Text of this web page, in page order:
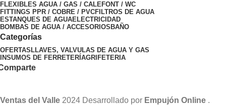
FLEXIBLES AGUA / GAS / CALEFONT / WC
FITTINGS PPR / COBRE / PVCFILTROS DE AGUA
ESTANQUES DE AGUAELECTRICIDAD
BOMBAS DE AGUA / ACCESORIOS BAÑO
Categorías
OFERTAS LLAVES, VALVULAS DE AGUA Y GAS
INSUMOS DE FERRETERÍAGRIFETERIA
Ventas del Valle 2024 Desarrollado por Empujón Online .